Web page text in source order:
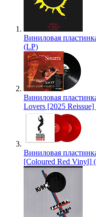
Виниловая
(LP)
Виниловая
Lovers [2025
Виниловая
[Coloured Red Vinyl]